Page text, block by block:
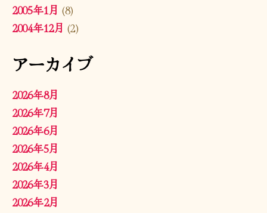
2005年1月 (8)
2004年12月 (2)
アーカイブ
2026年8月
2026年7月
2026年6月
2026年5月
2026年4月
2026年3月
2026年2月